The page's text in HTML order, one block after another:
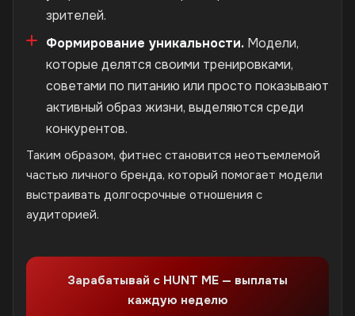
зрителей.
Формирование уникальности. Модели,
которые делятся своими тренировками,
советами по питанию или просто показывают
активный образ жизни, выделяются среди
конкурентов.
Таким образом, фитнес становится неотъемлемой
частью личного бренда, который помогает модели
выстраивать долгосрочные отношения с
аудиторией.
Зарабатывай с HUNT ME — выплаты
каждую неделю